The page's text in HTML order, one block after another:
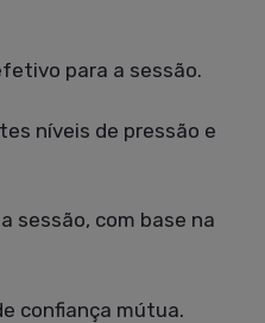
para a sessão.
níveis de pressão e
sessão, com base na
confiança mútua.